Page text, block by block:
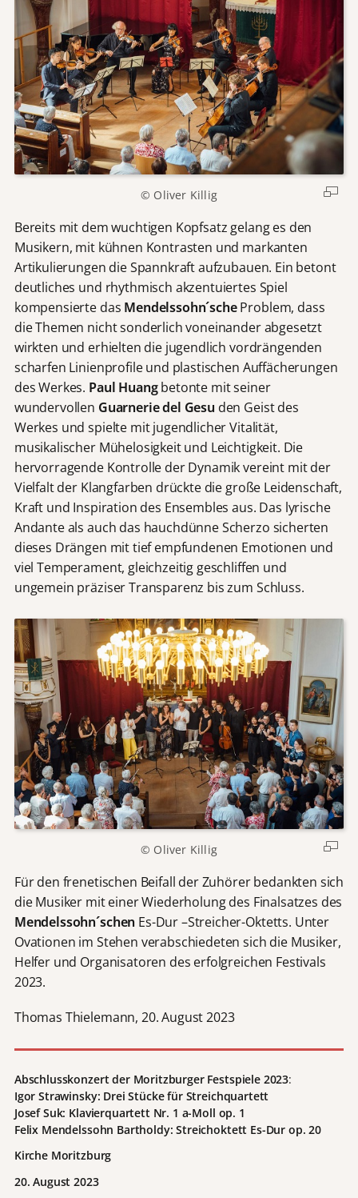
© Oliver Killig
Bereits mit dem wuchtigen Kopfsatz gelang es den
Musikern, mit kühnen Kontrasten und markanten
Artikulierungen die Spannkraft aufzubauen. Ein betont
deutliches und rhythmisch akzentuiertes Spiel
kompensierte das Mendelssohn´scheProblem, dass
die Themen nicht sonderlich voneinander abgesetzt
wirkten und erhielten die jugendlich vordrängenden
scharfen Linienprofile und plastischen Auffächerungen
des Werkes. Paul Huangbetonte mit seiner
wundervollen Guarnerie del Gesu den Geist des
Werkes und spielte mit jugendlicher Vitalität,
musikalischer Mühelosigkeit und Leichtigkeit. Die
hervorragende Kontrolle der Dynamik vereint mit der
Vielfalt der Klangfarben drückte die große Leidenschaft,
Kraft und Inspiration des Ensembles aus. Das lyrische
Andante als auch das hauchdünne Scherzo sicherten
dieses Drängen mit tief empfundenen Emotionen und
viel Temperament, gleichzeitig geschliffen und
ungemein präziser Transparenz bis zum Schluss.
© Oliver Killig
Für den frenetischen Beifall der Zuhörer bedankten sich
die Musiker mit einer Wiederholung des Finalsatzes des
Mendelssohn´schen Es-Dur –Streicher-Oktetts. Unter
Ovationen im Stehen verabschiedeten sich die Musiker,
Helfer und Organisatoren des erfolgreichen Festivals
2023.
Thomas Thielemann, 20. August 2023
Abschlusskonzert der Moritzburger Festspiele 2023:
Igor Strawinsky: Drei Stücke für Streichquartett
Josef Suk: Klavierquartett Nr. 1 a-Moll op. 1
Felix Mendelssohn Bartholdy: Streichoktett Es-Dur op. 20
Kirche Moritzburg
20. August 2023